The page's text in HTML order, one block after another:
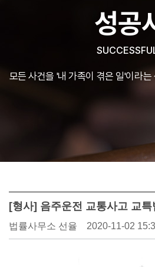
성공
모든 사건을 '내 가족이 겪은 일'이라
[형사] 음주운전 교통사고 교
법률사무소 선율 2020-11-02